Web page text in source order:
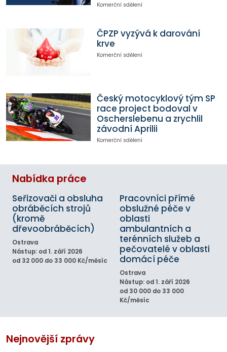
Komerční sdělení
ČPZP vyzývá k darování
krve
Komerční sdělení
Český motocyklový tým SP
race project bodoval v
Oscherslebenu a zrychlil
závodní Aprilii
Komerční sdělení
Nabídka práce
Seřizovači a obsluha
obráběcích strojů
(kromě
dřevoobráběcích)
Ostrava
Nástup: od 1. září 2026
od 32 000 do 33 000 Kč/měsíc
Pracovníci přímé
obslužné péče v
oblasti
ambulantních a
terénních služeb a
pečovatelé v oblasti
domácí péče
Ostrava
Nástup: od 1. září 2026
od 30 000 do 33 000
Kč/měsíc
Nejnovější zprávy